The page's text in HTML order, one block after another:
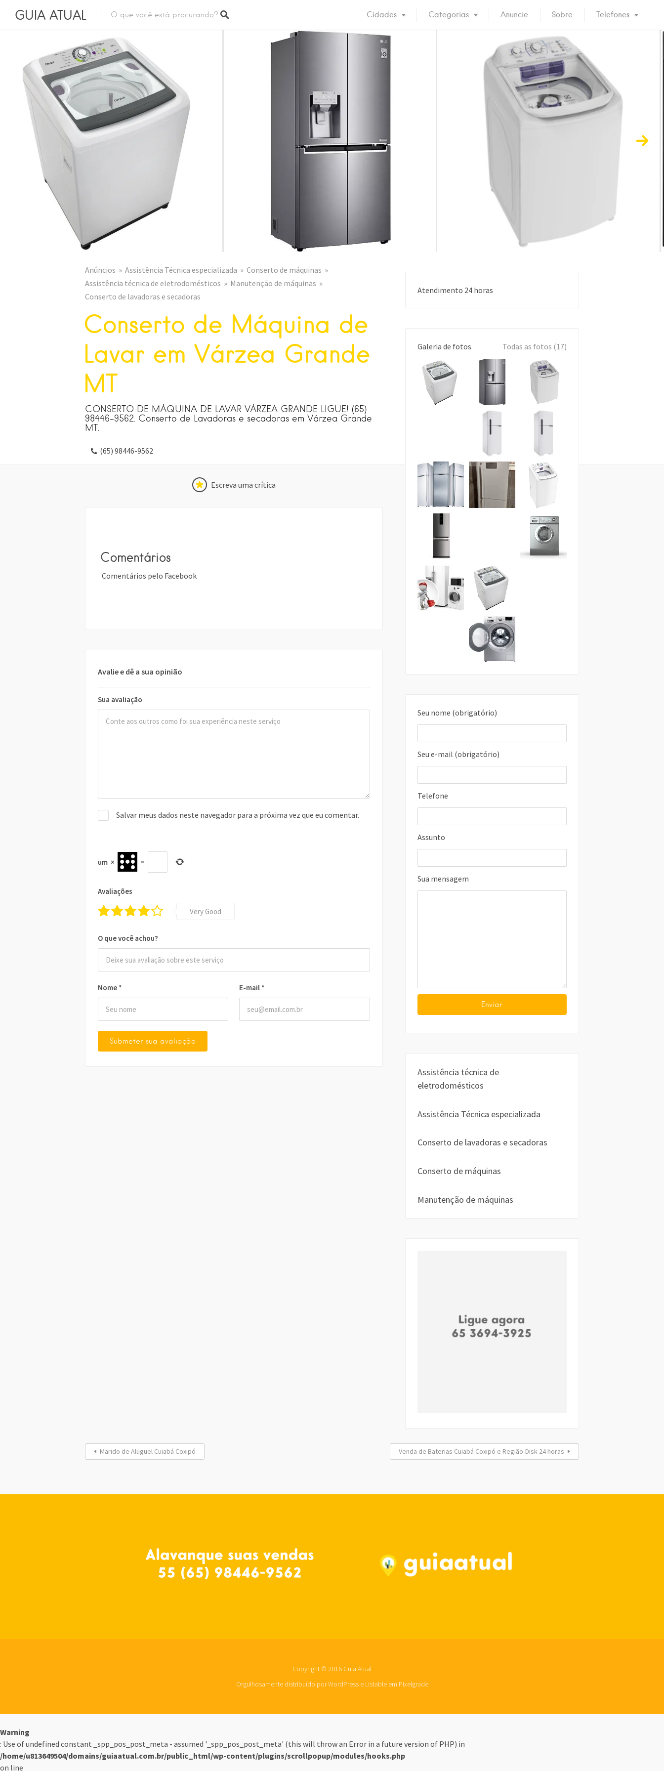
GUIA ATUAL Cidades Categorias Anuncie Sobre Telefones
Anúncios Assistência Técnica especializada
Conserto de máquinas
Assistência técnica de eletrodomésticos
Manutenção de máquinas
Conserto de lavadoras e secadoras
Conserto de Máquina de
Lavar em Várzea Grande
MT
CONSERTO DE MÁQUINA DE LAVAR VÁRZEA GRANDE LIGUE! (65)
98446-9562. Conserto de Lavadoras e secadoras em Várzea Grande
MT.
(65) 98446-9562
Escreva uma crítica
Comentários
Comentários pelo Facebook
Avalie e dê a sua opinião
Sua avaliação
Nome * E-mail *
Salvar meus dados neste navegador para a próxima vez que eu comentar.
um × =
Avaliações
Very Good
O que você achou?
Atendimento 24 horas
Galeria de fotos Todas as fotos (17)
Seu nome (obrigatório)
Seu e-mail (obrigatório)
Telefone
Assunto
Sua mensagem
Assistência técnica de
eletrodomésticos
Assistência Técnica especializada
Conserto de lavadoras e secadoras
Conserto de máquinas
Manutenção de máquinas
Marido de Aluguel Cuiabá Coxipó Venda de Baterias Cuiabá Coxipó e Região-Disk 24 horas
Copyright © 2016 Guia Atual
Orgulhosamente distribuído por WordPress e Listableem Pixelgrade
Warning
: Use of undefined constant _spp_pos_post_meta - assumed '_spp_pos_post_meta' (this will throw an Error in a future version of PHP) in
/home/u813649504/domains/guiaatual.com.br/public_html/wp-content/plugins/scrollpopup/modules/hooks.php
on line